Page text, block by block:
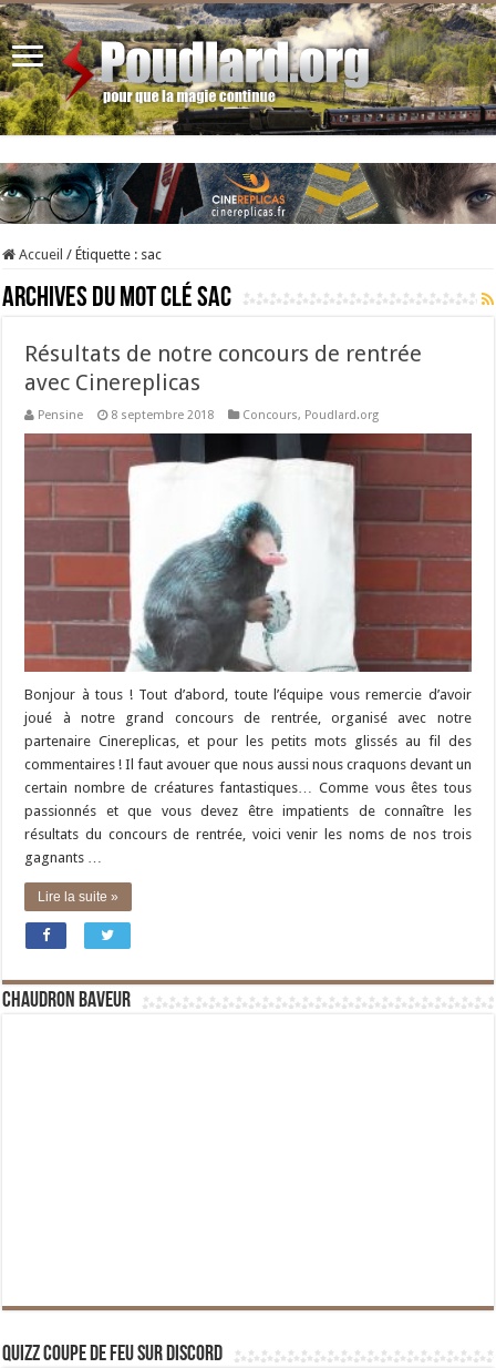
Accueil / Étiquette : sac
Archives du mot clésac
Résultats de notre concours de rentrée
avec Cinereplicas
Pensine 8 septembre 2018 Concours, Poudlard.org
Bonjour à tous ! Tout d’abord, toute l’équipe vous remercie d’avoir
joué à notre grand concours de rentrée, organisé avec notre
partenaire Cinereplicas, et pour les petits mots glissés au fil des
commentaires ! Il faut avouer que nous aussi nous craquons devant un
certain nombre de créatures fantastiques… Comme vous êtes tous
passionnés et que vous devez être impatients de connaître les
résultats du concours de rentrée, voici venir les noms de nos trois
gagnants …
Lire la suite »
Chaudron Baveur
Quizz Coupe de Feu sur Discord